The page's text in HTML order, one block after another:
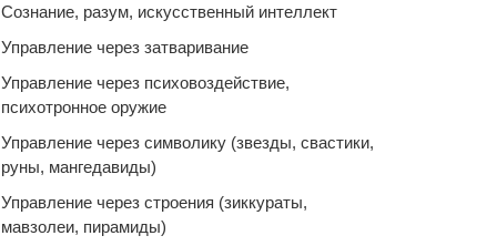
Сознание, разум, искусственный интеллект
Управление через затваривание
Управление через психовоздействие,
психотронное оружие
Управление через символику (звезды, свастики,
руны, мангедавиды)
Управление через строения (зиккураты,
мавзолеи, пирамиды)